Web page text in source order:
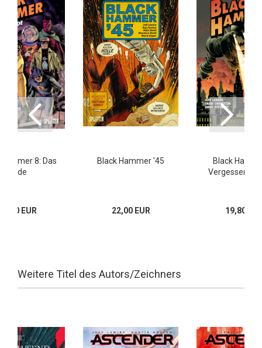
8: Das
Ende
EUR
Black Hammer '45
22,00 EUR
Black
Vergessene
19,80
Weitere Titel des Autors/Zeichners